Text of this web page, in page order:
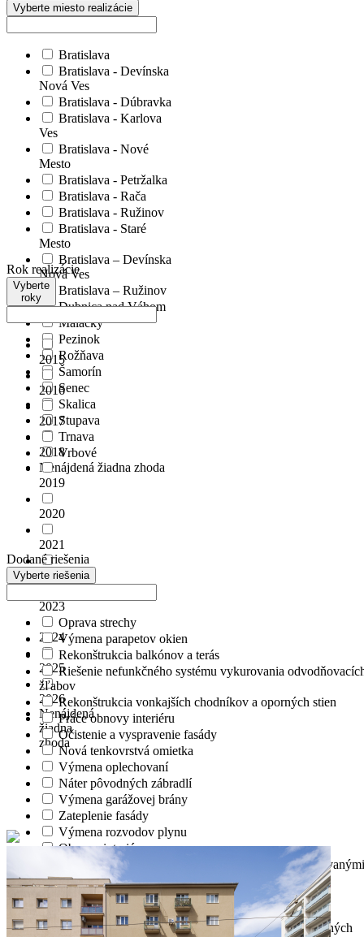
Vyberte miesto realizácie
Bratislava
Bratislava - Devínska
Nová Ves
Bratislava - Dúbravka
Bratislava - Karlova
Ves
Bratislava - Nové
Mesto
Bratislava - Petržalka
Bratislava - Rača
Bratislava - Ružinov
Bratislava - Staré
Mesto
Bratislava – Devínska
Nová Ves
Bratislava – Ružinov
Dubnica nad Váhom
Malacky
Pezinok
Rožňava
Šamorín
Senec
Skalica
Stupava
Trnava
Vrbové
Nenájdená žiadna zhoda
Rok realizácie
Vyberte
roky
2015
2016
2017
2018
2019
2020
2021
2022
2023
2024
2025
2026
Nenájdená
žiadna
zhoda
Dodané riešenia
Vyberte riešenia
Oprava strechy
Výmena parapetov okien
Rekonštrukcia balkónov a terás
Riešenie nefunkčného systému vykurovania
žľabov
Rekonštrukcia vonkajších chodníkov a oporných stien
Práce obnovy interiéru
Očistenie a vyspravenie fasády
Nová tenkovrstvá omietka
Výmena oplechovaní
Náter pôvodných zábradlí
Výmena garážovej brány
Zateplenie fasády
Výmena rozvodov plynu
Obnova interiéru
Zateplenie stropov medzi nevykurovanými a vykurovanými
časťami domu
Elektroinštalácia
Realizácia nových pavlačí
Výmena zábradlí so zapracovaním pôvodných okrasných